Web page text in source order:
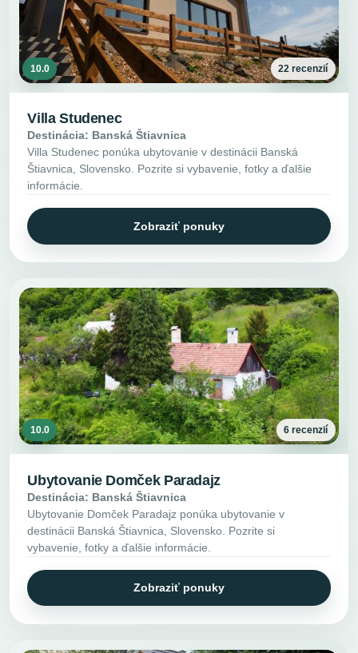
10.0 22 recenzií
Villa Studenec
Destinácia: Banská Štiavnica
Villa Studenec ponúka ubytovanie v destinácii Banská
Štiavnica, Slovensko. Pozrite si vybavenie, fotky a ďalšie
informácie.
Zobraziť ponuky
10.0 6 recenzií
Ubytovanie Domček Paradajz
Destinácia: Banská Štiavnica
Ubytovanie Domček Paradajz ponúka ubytovanie v
destinácii Banská Štiavnica, Slovensko. Pozrite si
vybavenie, fotky a ďalšie informácie.
Zobraziť ponuky